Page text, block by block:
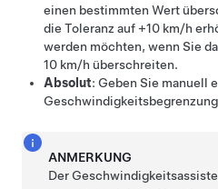
einen bestimmten Wert
die Toleranz auf +10 km/h
werden möchten, wenn Sie
10 km/h überschreiten.
Absolut: Geben Sie manuell
ANMERKUNG
Der